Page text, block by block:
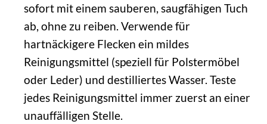
sofort mit einem sauberen, saugfähigen Tuch
ab, ohne zu reiben. Verwende für
hartnäckigere Flecken ein mildes
Reinigungsmittel (speziell für Polstermöbel
oder Leder) und destilliertes Wasser. Teste
jedes Reinigungsmittel immer zuerst an einer
unauffälligen Stelle.